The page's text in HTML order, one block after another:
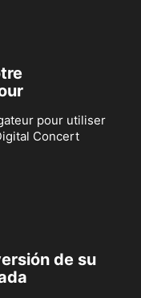
pour utiliser
Concert
de su